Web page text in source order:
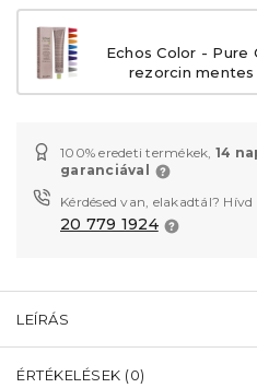
Echos Color - Pure
rezorcin
100% eredeti termékek, 14
garanciával
Kérdésed van, elakadtál?
20 779 1924
LEÍRÁS
ÉRTÉKELÉSEK (0)